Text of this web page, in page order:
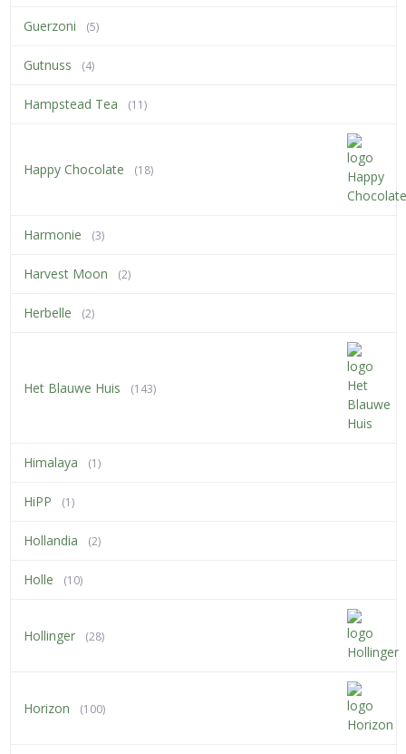
Guerzoni (5)
Gutnuss (4)
Hampstead Tea (11)
Happy Chocolate (18)
Harmonie (3)
Harvest Moon (2)
Herbelle (2)
Het Blauwe Huis (143)
Himalaya (1)
HiPP (1)
Hollandia (2)
Holle (10)
Hollinger (28)
Horizon (100)